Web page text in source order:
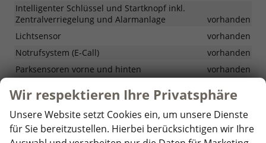
Anfahren
Starten
des
einem
kompatiblen
Mobilgerät,
für
diese
Funktion
muss
die
Intelligenter Schlüssel und Startknopf inkl.
Zentralverriegelung und Alarmanlage
vorhanden
Lichtsensor
vorhanden
Notrufsystem (E-Call)
vorhanden
Parksensoren vorne und hinten
vorhanden
Rückfahrkamera
vorhanden
Servolenkung
vorhanden
Spurfolgeassistent (LFA)
vorhanden
Wir respektieren Ihre Privatsphäre
Unsere Website setzt Cookies ein, um unsere Dienste
für Sie bereitzustellen. Hierbei berücksichtigen wir Ihre